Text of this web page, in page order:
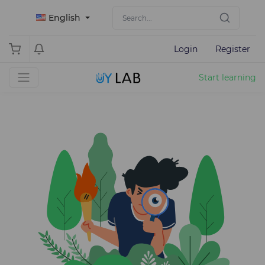
English
Login Register
Start learning